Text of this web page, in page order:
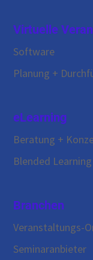
Branchen
Seminaranbieter
Veranstaltungs-
eLearning
Beratung +
Blended Learning
Virtuelle
Software
Planung +